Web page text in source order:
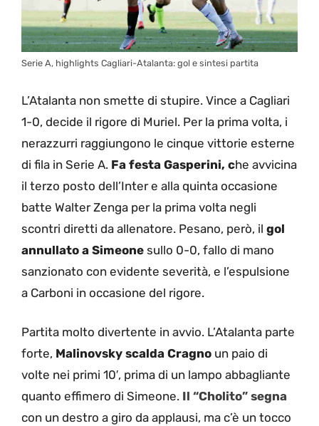
Serie A, highlights Cagliari-Atalanta: gol e sintesi partita
L’Atalanta non smette di stupire. Vince a Cagliari
1-0, decide il rigore di Muriel. Per la prima volta, i
nerazzurri raggiungono le cinque vittorie esterne
di fila in Serie A. Fa festa Gasperini, che avvicina
il terzo posto dell’Inter e alla quinta occasione
batte Walter Zenga per la prima volta negli
scontri diretti da allenatore. Pesano, però, il gol
annullato a Simeone sullo 0-0, fallo di mano
sanzionato con evidente severità, e l’espulsione
a Carboni in occasione del rigore.
Partita molto divertente in avvio. L’Atalanta parte
forte, Malinovsky scalda Cragno un paio di
volte nei primi 10′, prima di un lampo abbagliante
quanto effimero di Simeone. Il “Cholito” segna
con un destro a giro da applausi, ma c’è un tocco